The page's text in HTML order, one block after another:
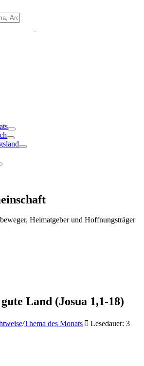
Heimatgeber und Hoffnungsträger
Land (Josua 1,1-18)
/Thema des Monats
Lesedauer: 3